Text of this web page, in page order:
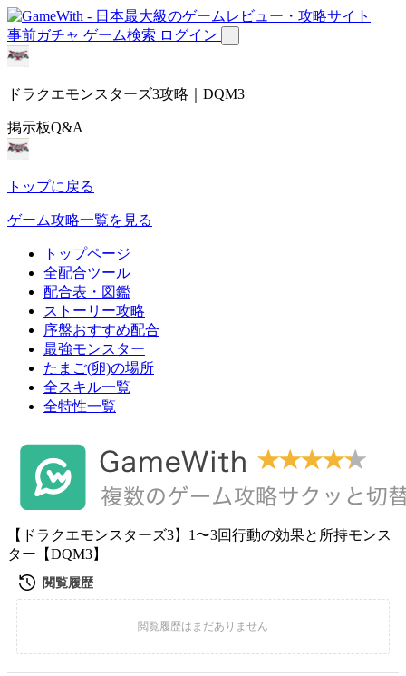
事前ガチャ ゲーム検索 ログイン
ドラクエモンスターズ3攻略｜DQM3
掲示板Q&A
トップに戻る
ゲーム攻略一覧を見る
トップページ
全配合ツール
配合表・図鑑
ストーリー攻略
序盤おすすめ配合
最強モンスター
たまご(卵)の場所
全スキル一覧
全特性一覧
【ドラクエモンスターズ3】1〜3回行動の効果と所持モンス
ター【DQM3】